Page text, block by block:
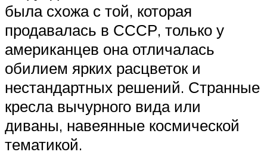
была схожа с той, которая
продавалась в СССР, только у
американцев она отличалась
обилием ярких расцветок и
нестандартных решений. Странные
кресла вычурного вида или
диваны, навеянные космической
тематикой.